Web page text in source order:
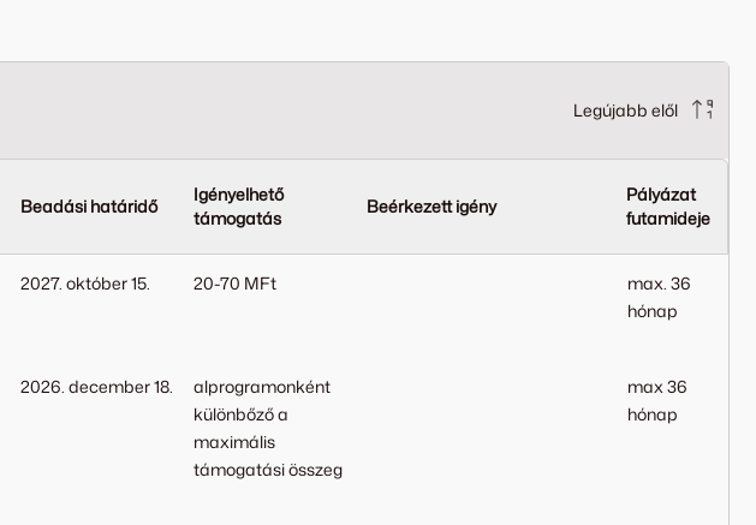
Legújabb elől
Beadási határidő
Igényelhető
támogatás
Beérkezett igény
Pályázat
futamideje
2027. október 15. 20-70 MFt
max. 36
hónap
2026. december 18.
alprogramonként
különbőző a
maximális
támogatási összeg
max 36
hónap